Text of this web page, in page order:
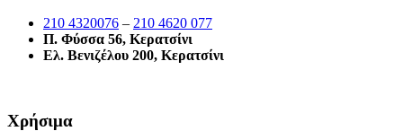
210 4320076 – 210 4620 077
Π. Φύσσα 56, Κερατσίνι
Ελ. Βενιζέλου 200, Κερατσίνι
Χρήσιμα